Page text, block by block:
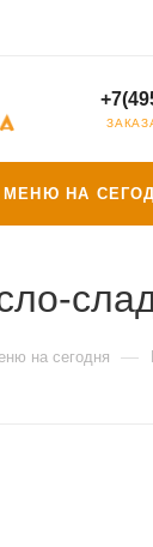
МЕНЮ НА
на сегодня —